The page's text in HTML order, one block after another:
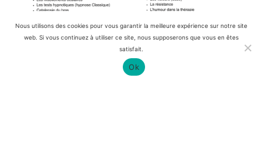
Nous utilisons des cookies pour vous garantir la meilleure expérience sur notre site
web. Si vous continuez à utiliser ce site, nous supposerons que vous en êtes
satisfait.
Ok